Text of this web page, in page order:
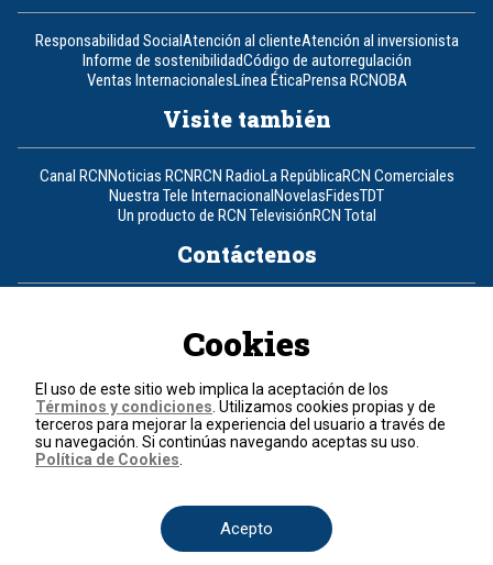
Responsabilidad SocialAtención al clienteAtención al inversionista
Informe de sostenibilidadCódigo de autorregulación
Ventas InternacionalesLínea ÉticaPrensa RCNOBA
Visite también
Canal RCNNoticias RCNRCN RadioLa RepúblicaRCN Comerciales
Nuestra Tele InternacionalNovelasFidesTDT
Un producto de RCN TelevisiónRCN Total
Contáctenos
Política de cookies
Términos y condiciones
© 2026, RCN Medios.
Todos los derechos reservados.
Cookies
El uso de este sitio web implica la aceptación de los
Términos y condiciones . Utilizamos cookies propias y de
terceros para mejorar la experiencia del usuario a través de
su navegación. Si continúas navegando aceptas su uso.
Política de Cookies
Acepto